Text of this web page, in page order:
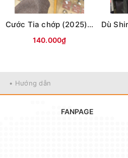
Cước Tia chớp (2025) 300m
140.000₫
• Hướng dẫn
FANPAGE